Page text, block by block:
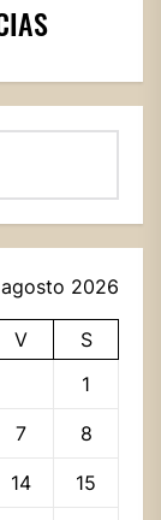
agosto 2026
V
S
1
7 8
14 15